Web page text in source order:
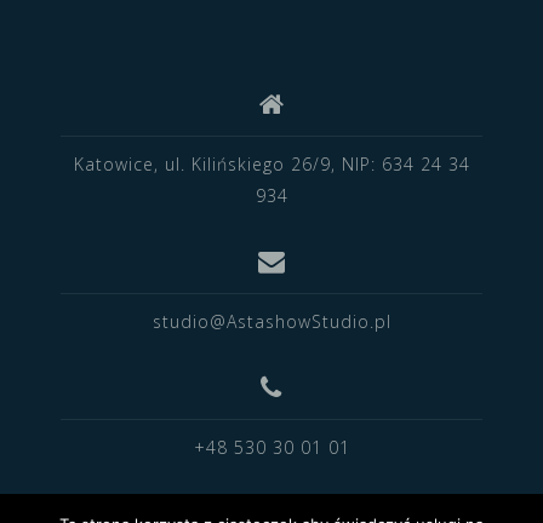
Katowice, ul. Kilińskiego 26/9, NIP: 634 24 34
934
studio@AstashowStudio.pl
+48 530 30 01 01